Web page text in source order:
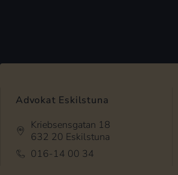
Advokat Eskilstuna
Kriebsensgatan 18
632 20 Eskilstuna
016-14 00 34